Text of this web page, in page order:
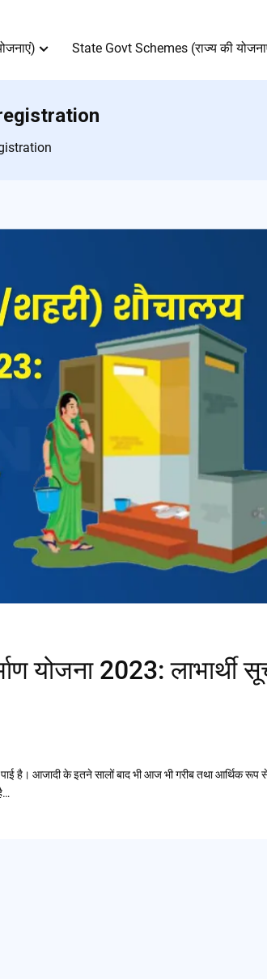
State Govt Schemes (राज्य की
योजना 2023: लाभार्थी
है। आजादी के इतने सालों बाद भी आज भी गरीब तथा आर्थिक रूप से